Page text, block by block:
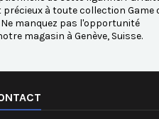
à toute collection Game
manquez pas l'opportunité
magasin à Genève, Suisse.